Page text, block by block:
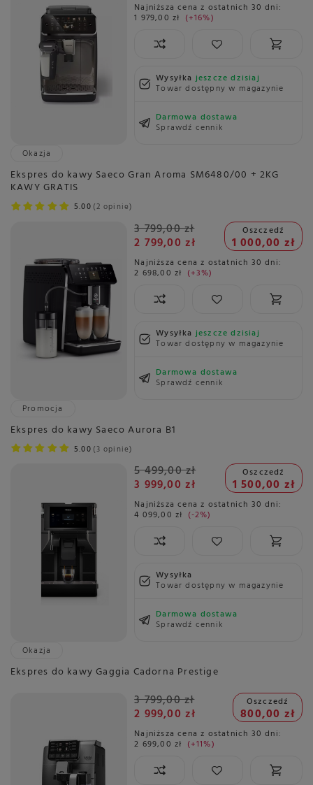
Najniższa cena z ostatnich 30 dni:
1 979,00 zł +16%
Wysyłkajeszcze dzisiaj
Towar dostępny w magazynie
Darmowa dostawa
Sprawdź cennik
Okazja
Ekspres do kawy Saeco Gran Aroma SM6480/00 + 2KG
KAWY GRATIS
5.00 2 opinie
3 799,00 zł
2 799,00 zł
Oszczedź
1 000,00 zł
Najniższa cena z ostatnich 30 dni:
2 698,00 zł +3%
Wysyłkajeszcze dzisiaj
Towar dostępny w magazynie
Darmowa dostawa
Sprawdź cennik
Promocja
Ekspres do kawy Saeco Aurora B1
5.00 3 opinie
5 499,00 zł
3 999,00 zł
Oszczedź
1 500,00 zł
Najniższa cena z ostatnich 30 dni:
4 099,00 zł -2%
Wysyłka
Towar dostępny w magazynie
Darmowa dostawa
Sprawdź cennik
Okazja
Ekspres do kawy Gaggia Cadorna Prestige
3 799,00 zł
2 999,00 zł
Oszczedź
800,00 zł
Najniższa cena z ostatnich 30 dni:
2 699,00 zł +11%